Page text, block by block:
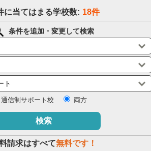
九州・沖縄
閉じる
に当てはまる学校数: 18件
条件を追加・変更して検索
通信制サポート校 両方
検索
請求はすべて無料です！